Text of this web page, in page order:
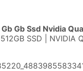
Gb Ssd Nvidia
SSD |